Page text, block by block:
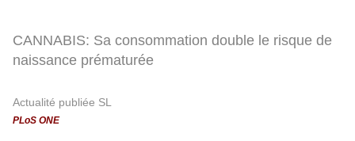
CANNABIS: Sa consommation double le risque de
naissance prématurée
Actualité publiée SL
PLoS ONE